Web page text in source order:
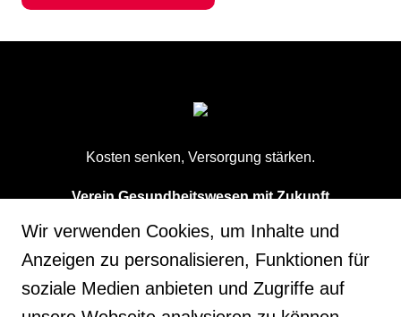
Kosten senken, Versorgung stärken.
Verein Gesundheitswesen mit Zukunft
info@einheitliche-finanzierung.ch
Wir verwenden Cookies, um Inhalte und
Anzeigen zu personalisieren, Funktionen für
soziale Medien anbieten und Zugriffe auf